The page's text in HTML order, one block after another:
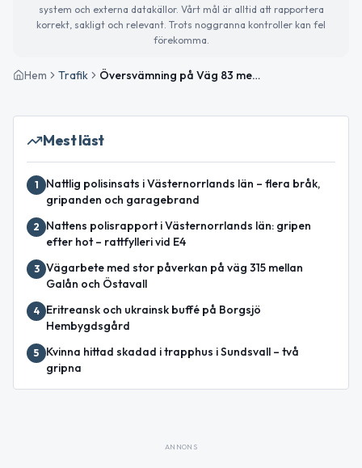
system och externa datakällor. Vårt mål är alltid att rapportera
korrekt, sakligt och relevant. Trots noggranna kontroller kan fel
förekomma.
Hem Trafik Översvämning på Väg 83 mellan Ånge och Hallsta påverkar trafiken
Mest läst
1
Nattlig polisinsats i Västernorrlands län – flera bråk,
gripanden och garagebrand
2
Nattens polisrapport i Västernorrlands län: gripen
efter hot – rattfylleri vid E4
3 Vägarbete med stor påverkan på väg 315 mellan
Galån och Östavall
4
Eritreansk och ukrainsk buffé på Borgsjö
Hembygdsgård
5
Kvinna hittad skadad i trapphus i Sundsvall – två
gripna
ANNONS